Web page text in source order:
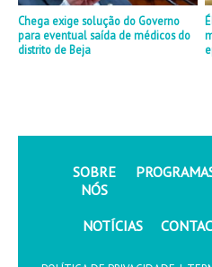
Chega exige solução do Governo
para eventual saída de médicos do
distrito de Beja
SOBRE
NÓS
NOTÍCIAS